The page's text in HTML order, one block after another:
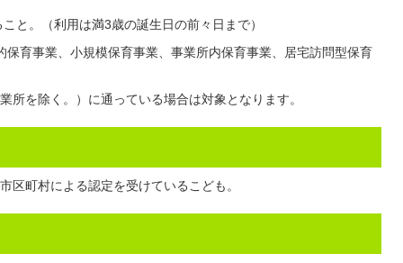
と。（利用は満3歳の誕生日の前々日まで）
育事業、小規模保育事業、事業所内保育事業、居宅訪問型保育
所を除く。）に通っている場合は対象となります。
区町村による認定を受けているこども。